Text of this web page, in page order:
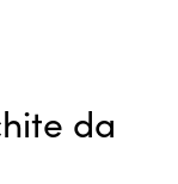
da